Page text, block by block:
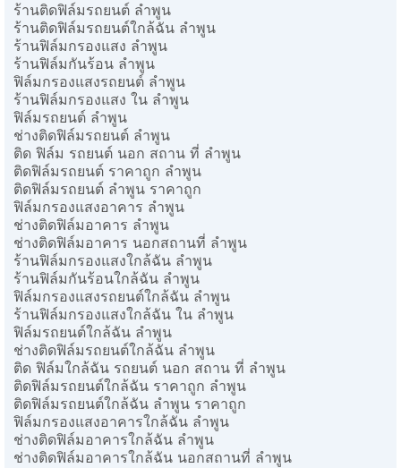
ร้านติดฟิล์มรถยนต์ ลำพูน
ร้านติดฟิล์มรถยนต์ใกล้ฉัน ลำพูน
ร้านฟิล์มกรองแสง ลำพูน
ร้านฟิล์มกันร้อน ลำพูน
ฟิล์มกรองแสงรถยนต์ ลำพูน
ร้านฟิล์มกรองแสง ใน ลำพูน
ฟิล์มรถยนต์ ลำพูน
ช่างติดฟิล์มรถยนต์ ลำพูน
ติด ฟิล์ม รถยนต์ นอก สถาน ที่ ลำพูน
ติดฟิล์มรถยนต์ ราคาถูก ลำพูน
ติดฟิล์มรถยนต์ ลำพูน ราคาถูก
ฟิล์มกรองแสงอาคาร ลำพูน
ช่างติดฟิล์มอาคาร ลำพูน
ช่างติดฟิล์มอาคาร นอกสถานที่ ลำพูน
ร้านฟิล์มกรองแสงใกล้ฉัน ลำพูน
ร้านฟิล์มกันร้อนใกล้ฉัน ลำพูน
ฟิล์มกรองแสงรถยนต์ใกล้ฉัน ลำพูน
ร้านฟิล์มกรองแสงใกล้ฉัน ใน ลำพูน
ฟิล์มรถยนต์ใกล้ฉัน ลำพูน
ช่างติดฟิล์มรถยนต์ใกล้ฉัน ลำพูน
ติด ฟิล์มใกล้ฉัน รถยนต์ นอก สถาน ที่ ลำพูน
ติดฟิล์มรถยนต์ใกล้ฉัน ราคาถูก ลำพูน
ติดฟิล์มรถยนต์ใกล้ฉัน ลำพูน ราคาถูก
ฟิล์มกรองแสงอาคารใกล้ฉัน ลำพูน
ช่างติดฟิล์มอาคารใกล้ฉัน ลำพูน
ช่างติดฟิล์มอาคารใกล้ฉัน นอกสถานที่ ลำพูน